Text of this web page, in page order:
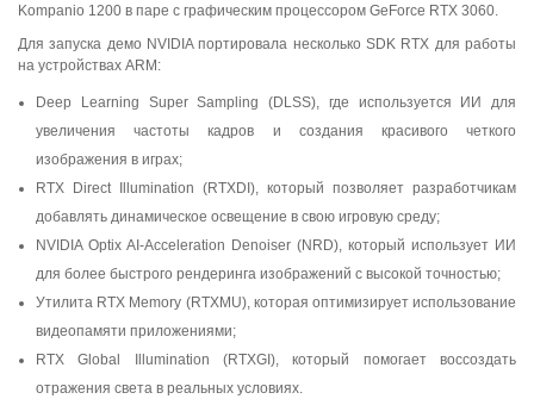
Kompanio 1200 в паре с графическим процессором GeForce RTX 3060.
Для запуска демо NVIDIA портировала несколько SDK RTX для работы
на устройствах ARM:
Deep Learning Super Sampling (DLSS), где используется ИИ для
увеличения частоты кадров и создания красивого четкого
изображения в играх;
RTX Direct Illumination (RTXDI), который позволяет разработчикам
добавлять динамическое освещение в свою игровую среду;
NVIDIA Optix AI-Acceleration Denoiser (NRD), который использует ИИ
для более быстрого рендеринга изображений с высокой точностью;
Утилита RTX Memory (RTXMU), которая оптимизирует использование
видеопамяти приложениями;
RTX Global Illumination (RTXGI), который помогает воссоздать
отражения света в реальных условиях.